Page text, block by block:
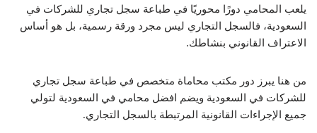
يلعب المحامي دورًا محوريًا في طباعة سجل تجاري للشركات في
السعودية، فالسجل التجاري ليس مجرد ورقة رسمية، بل هو أساس
الاعتراف القانوني بنشاطك.
من هنا يبرز دور مكتب محاماة متخصص في طباعة سجل تجاري
للشركات في السعودية ويضم افضل محامي في السعودية لتولي
جميع الإجراءات القانونية المرتبطة بالسجل التجاري.